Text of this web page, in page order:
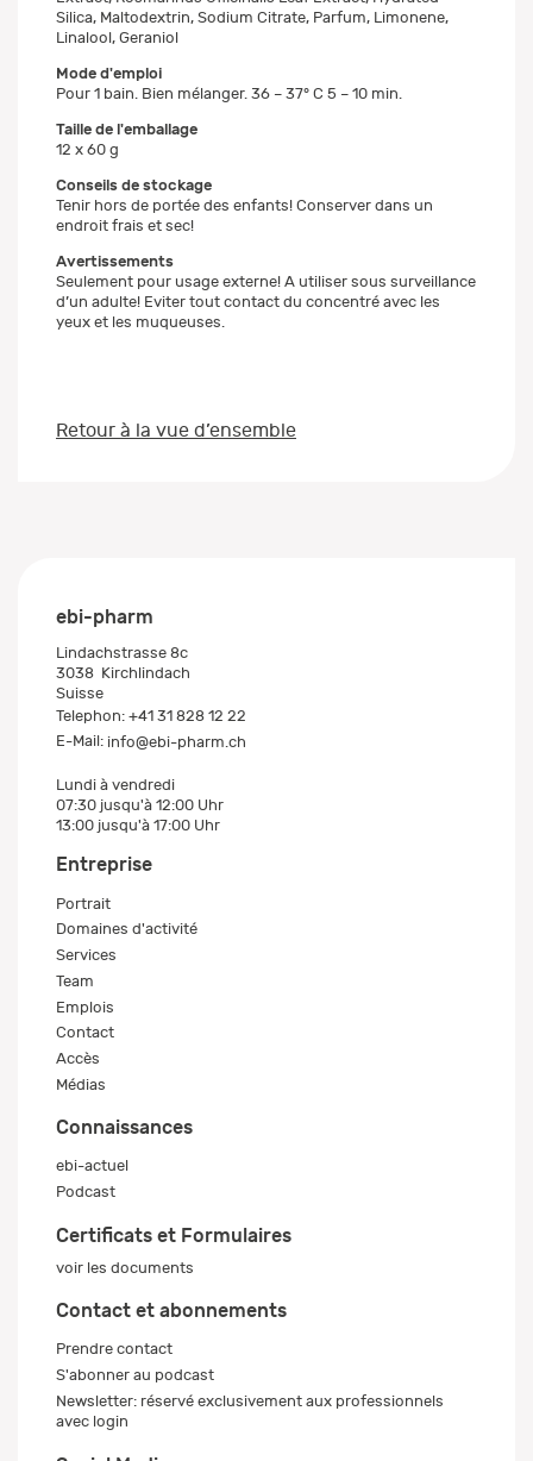
Silica, Maltodextrin, Sodium Citrate, Parfum, Limonene,
Linalool, Geraniol
Mode d'emploi
Pour 1 bain. Bien mélanger. 36 – 37° C 5 – 10 min.
Taille de l'emballage
12 x 60 g
Conseils de stockage
Tenir hors de portée des enfants! Conserver dans un
endroit frais et sec!
Avertissements
Seulement pour usage externe! A utiliser sous surveillance
d’un adulte! Eviter tout contact du concentré avec les
yeux et les muqueuses.
Retour à la vue d’ensemble
ebi-pharm
Lindachstrasse 8c
3038 Kirchlindach
Suisse
Telephon: +41 31 828 12 22
E-Mail: info@ebi-pharm.ch
Lundi à vendredi
07:30 jusqu'à 12:00 Uhr
13:00 jusqu'à 17:00 Uhr
Entreprise
Portrait
Domaines d'activité
Services
Team
Emplois
Contact
Accès
Médias
Connaissances
ebi-actuel
Podcast
Certificats et Formulaires
voir les documents
Contact et abonnements
Prendre contact
S'abonner au podcast
Newsletter: réservé exclusivement aux professionnels
avec login